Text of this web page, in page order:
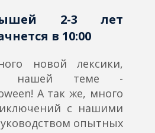
2-3 лет
в 10:00
новой лексики,
нашей теме -
А так же, много
с нашими
опытных